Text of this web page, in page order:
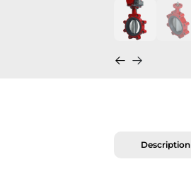
Description